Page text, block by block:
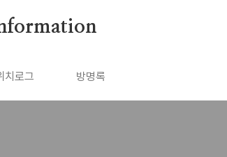
치로그 방명록